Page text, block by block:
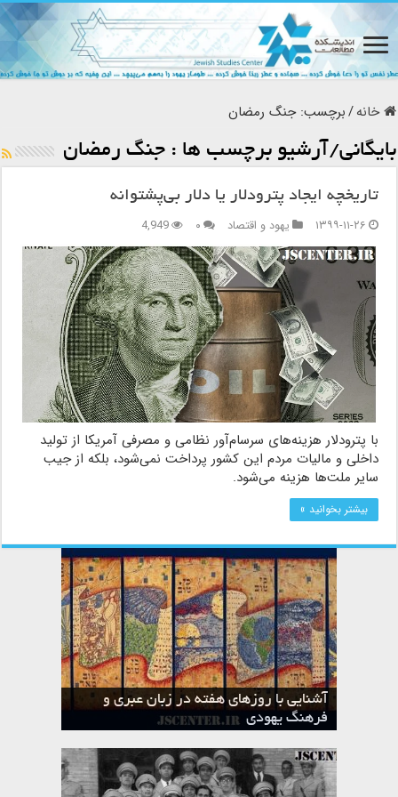
خانه/برچسب:جنگ رمضان
بایگانی/آرشیو برچسب ها :جنگ رمضان
تاریخچه ایجاد پترودلار یا دلار بی‌پشتوانه
۱۳۹۹-۱۱-۲۶
یهود و اقتصاد ۰ 4,949
با پترودلار هزینه‌های سرسام‌آور نظامی و مصرفی آمریکا از تولید
داخلی و مالیات مردم این کشور پرداخت نمی‌شود، بلکه از جیب
سایر ملت‌ها هزینه می‌شود.
بیشتر بخوانید »
آشنایی با روزهای هفته در زبان عبری و
فرهنگ یهودی
ماه نیسان در تقویم عبری و میراث یهود
تقویم عبری
ماه شواط در تقویم عبری و میراث یهود
ماه طوت در تقویم عبری و میراث یهود
ماه حشوان در تقویم عبری و میراث یهود
ماه تیشری در تقویم عبری و میراث یهود
ماه الول در تقویم عبری و میراث یهود